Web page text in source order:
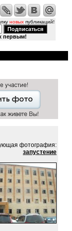
новыхпубликаций!
первым!
фотография:
запустение